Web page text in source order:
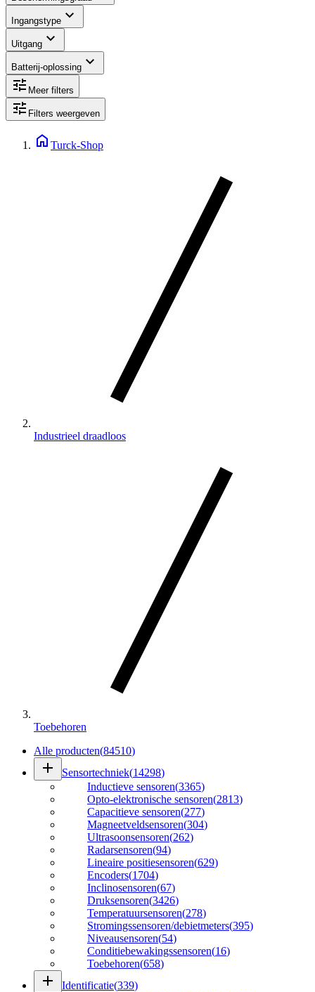
Ingangstype expand_more
Uitgang expand_more
Batterij-oplossing expand_more
tune Meer filters
tune Filters weergeven
home Turck-Shop
Industrieel draadloos
Toebehoren
Alle producten(84510)
add Sensortechniek(14298)
Inductieve sensoren(3365)
Opto-elektronische sensoren(2813)
Capacitieve sensoren(277)
Magneetveldsensoren(304)
Ultrasoonsensoren(262)
Radarsensoren(94)
Lineaire positiesensoren(629)
Encoders(1704)
Inclinosensoren(67)
Druksensoren(3426)
Temperatuursensoren(278)
Stromingssensoren/debietmeters(395)
Niveausensoren(54)
Conditiebewakingssensoren(16)
Toebehoren(658)
add Identificatie(339)